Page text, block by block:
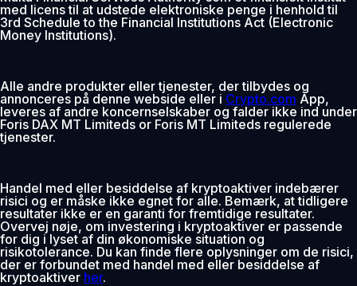
med licens til at udstede elektroniske penge i henhold til
3rd Schedule to the Financial Institutions Act (Electronic
Money Institutions).
Alle andre produkter eller tjenester, der tilbydes og
annonceres på denne webside eller i Crypto.com App,
leveres af andre koncernselskaber og falder ikke ind under
Foris DAX MT Limiteds or Foris MT Limiteds regulerede
tjenester.
Handel med eller besiddelse af kryptoaktiver indebærer
risici og er måske ikke egnet for alle. Bemærk, at tidligere
resultater ikke er en garanti for fremtidige resultater.
Overvej nøje, om investering i kryptoaktiver er passende
for dig i lyset af din økonomiske situation og
risikotolerance. Du kan finde flere oplysninger om de risici,
der er forbundet med handel med eller besiddelse af
kryptoaktiver her.